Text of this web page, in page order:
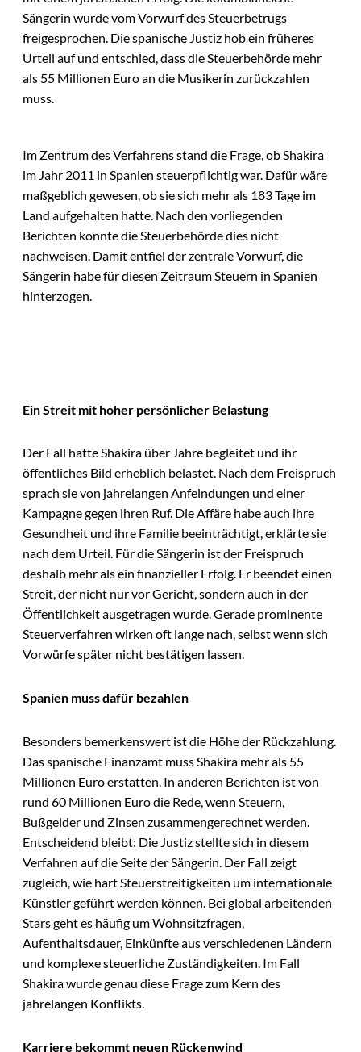
Sängerin wurde vom Vorwurf des Steuerbetrugs
freigesprochen. Die spanische Justiz hob ein früheres
Urteil auf und entschied, dass die Steuerbehörde mehr
als 55 Millionen Euro an die Musikerin zurückzahlen
muss.
Im Zentrum des Verfahrens stand die Frage, ob Shakira
im Jahr 2011 in Spanien steuerpflichtig war. Dafür wäre
maßgeblich gewesen, ob sie sich mehr als 183 Tage im
Land aufgehalten hatte. Nach den vorliegenden
Berichten konnte die Steuerbehörde dies nicht
nachweisen. Damit entfiel der zentrale Vorwurf, die
Sängerin habe für diesen Zeitraum Steuern in Spanien
hinterzogen.
Ein Streit mit hoher persönlicher Belastung
Der Fall hatte Shakira über Jahre begleitet und ihr
öffentliches Bild erheblich belastet. Nach dem Freispruch
sprach sie von jahrelangen Anfeindungen und einer
Kampagne gegen ihren Ruf. Die Affäre habe auch ihre
Gesundheit und ihre Familie beeinträchtigt, erklärte sie
nach dem Urteil. Für die Sängerin ist der Freispruch
deshalb mehr als ein finanzieller Erfolg. Er beendet einen
Streit, der nicht nur vor Gericht, sondern auch in der
Öffentlichkeit ausgetragen wurde. Gerade prominente
Steuerverfahren wirken oft lange nach, selbst wenn sich
Vorwürfe später nicht bestätigen lassen.
Spanien muss dafür bezahlen
Besonders bemerkenswert ist die Höhe der Rückzahlung.
Das spanische Finanzamt muss Shakira mehr als 55
Millionen Euro erstatten. In anderen Berichten ist von
rund 60 Millionen Euro die Rede, wenn Steuern,
Bußgelder und Zinsen zusammengerechnet werden.
Entscheidend bleibt: Die Justiz stellte sich in diesem
Verfahren auf die Seite der Sängerin. Der Fall zeigt
zugleich, wie hart Steuerstreitigkeiten um internationale
Künstler geführt werden können. Bei global arbeitenden
Stars geht es häufig um Wohnsitzfragen,
Aufenthaltsdauer, Einkünfte aus verschiedenen Ländern
und komplexe steuerliche Zuständigkeiten. Im Fall
Shakira wurde genau diese Frage zum Kern des
jahrelangen Konflikts.
Karriere bekommt neuen Rückenwind